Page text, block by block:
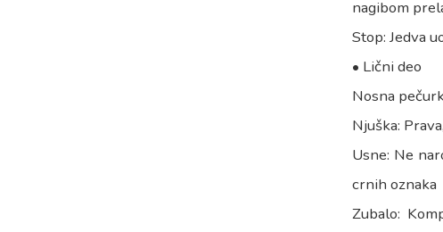
nagibom
Stop: Jedva
• Lični deo
Nosna
Njuška:
Usne: Ne
crnih oznaka
Zubalo: